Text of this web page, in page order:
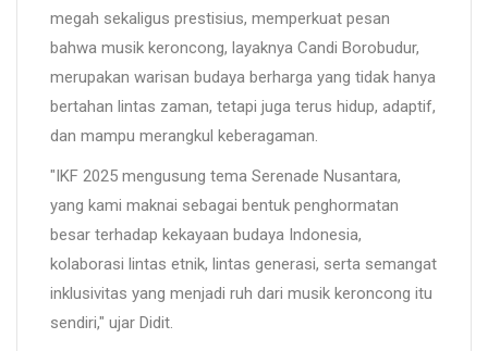
megah sekaligus prestisius, memperkuat pesan
bahwa musik keroncong, layaknya Candi Borobudur,
merupakan warisan budaya berharga yang tidak hanya
bertahan lintas zaman, tetapi juga terus hidup, adaptif,
dan mampu merangkul keberagaman.
"IKF 2025 mengusung tema Serenade Nusantara,
yang kami maknai sebagai bentuk penghormatan
besar terhadap kekayaan budaya Indonesia,
kolaborasi lintas etnik, lintas generasi, serta semangat
inklusivitas yang menjadi ruh dari musik keroncong itu
sendiri," ujar Didit.